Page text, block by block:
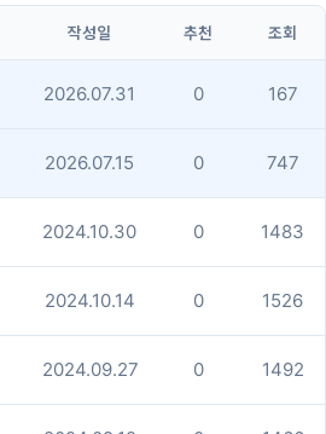
작성일 추천 조회
2026.07.31 0 167
2026.07.15 0 747
2024.10.30 0 1483
2024.10.14 0 1526
2024.09.27 0 1492